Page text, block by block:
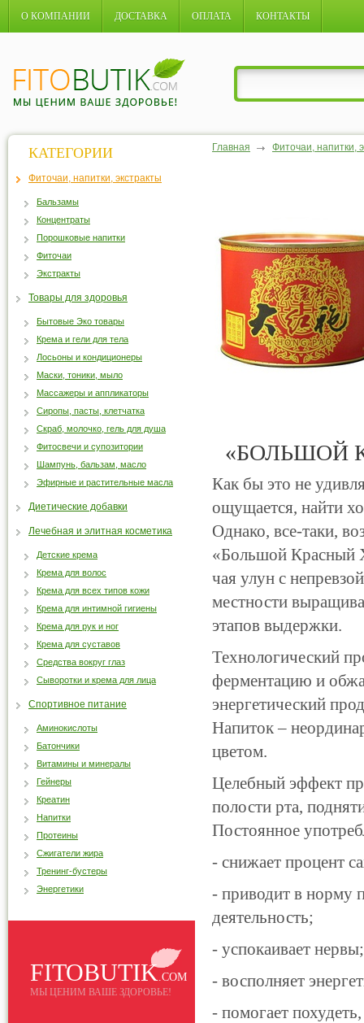
О КОМПАНИИ ДОСТАВКА ОПЛАТА КОНТАКТЫ
Главная Фиточаи, напитки,
«БОЛЬШОЙ
Как бы это не
ощущается, найти
Однако, все-таки,
«Большой Красный
чая улун с
местности
этапов выдержки.
Технологический
ферментацию и
энергетический
Напиток –
цветом.
Целебный эффект
полости рта,
Постоянное
- снижает процент
- приводит в норму
деятельность;
- успокаивает нервы;
- восполняет
- помогает
КАТЕГОРИИ
Фиточаи, напитки, экстракты
Бальзамы
Концентраты
Порошковые напитки
Фиточаи
Экстракты
Товары для здоровья
Бытовые Эко товары
Крема и гели для тела
Лосьоны и кондиционеры
Маски, тоники, мыло
Массажеры и аппликаторы
Сиропы, пасты, клетчатка
Скраб, молочко, гель для душа
Фитосвечи и супозитории
Шампунь, бальзам, масло
Эфирные и растительные масла
Диетические добавки
Лечебная и элитная косметика
Детские крема
Крема для волос
Крема для всех типов кожи
Крема для интимной гигиены
Крема для рук и ног
Крема для суставов
Средства вокруг глаз
Сыворотки и крема для лица
Спортивное питание
Аминокислоты
Батончики
Витамины и минералы
Гейнеры
Креатин
Напитки
Протеины
Сжигатели жира
Тренинг-бустеры
Энергетики
FITOBUTIK.COM
МЫ ЦЕНИМ ВАШЕ ЗДОРОВЬЕ!